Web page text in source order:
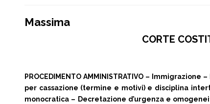
Massima
CORTE
PROCEDIMENTO AMMINISTRATIVO –
per cassazione (termine e motivi) e disciplina
monocratica – Decretazione d’urgenza e